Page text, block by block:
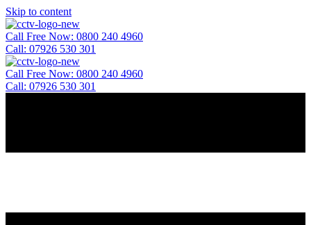
Skip to content
Call Free Now: 0800 240 4960
Call: 07926 530 301
Call Free Now: 0800 240 4960
Call: 07926 530 301